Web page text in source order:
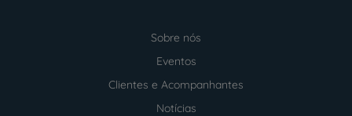
Sobre nós
Eventos
Clientes e Acompanhantes
Notícias